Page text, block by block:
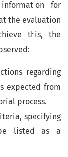
for
the evaluation
this, the
regarding
expected from
process.
specifying
listed as a